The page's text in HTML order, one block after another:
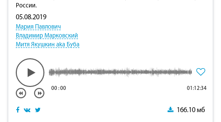
России.
05.08.2019
Мария Павлович
Владимир Марковский
Митя Якушкин aka Буба
00:00 01:12:34
166.10 мб